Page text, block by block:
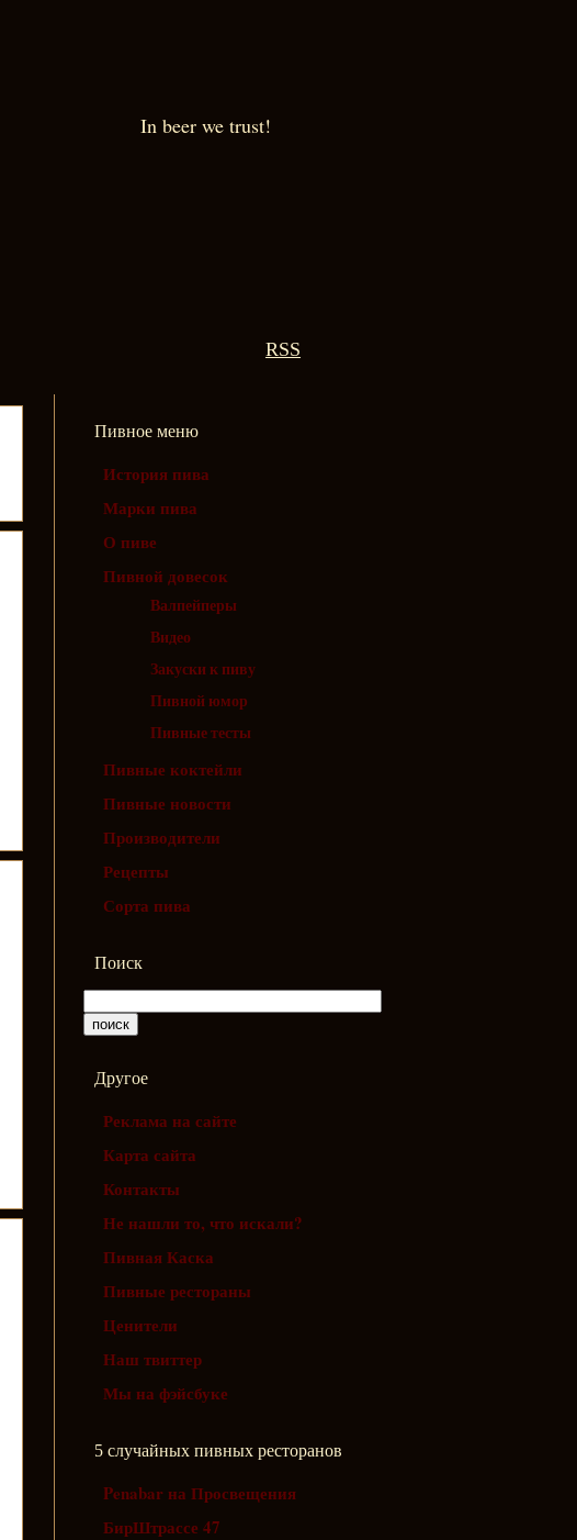
In beer we trust!
RSS
Пивное меню
История пива
Марки пива
О пиве
Пивной довесок
Валпейперы
Видео
Закуски к пиву
Пивной юмор
Пивные тесты
Пивные коктейли
Пивные новости
Производители
Рецепты
Сорта пива
Поиск
Другое
Реклама на сайте
Карта сайта
Контакты
Не нашли то, что искали?
Пивная Каска
Пивные рестораны
Ценители
Наш твиттер
Мы на фэйсбуке
5 случайных пивных ресторанов
Penabar на Просвещения
БирШтрассе 47